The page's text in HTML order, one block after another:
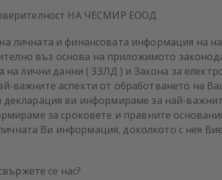
НА ЧЕСМИР ЕООД
личната и финансовата информация на
въз основа на приложимото
на лични данни ( ЗЗЛД ) и Закона за
важните аспекти от обработването на
ви информираме за най-
за сроковете и правните
Ви информация, доколкото с нея
се нас?